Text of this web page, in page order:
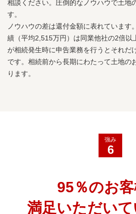
相談ください。圧倒的なノウハウで土地
す。
ノウハウの差は還付金額に表れています
績（平均2,515万円）は同業他社の2倍以
が相続発生時に申告業務を行うとそれだ
です。相続前から長期にわたって土地の
ります。
強み
6
95％のお
満足いただいて